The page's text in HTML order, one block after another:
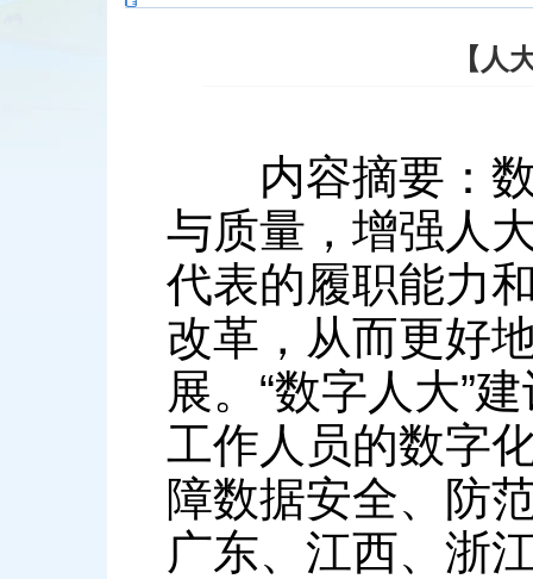
【人
内容摘要：数
与质量，增强人
代表的履职能力
改革，从而更好
展。“数字人大”
工作人员的数字
障数据安全、防
广东、江西、浙